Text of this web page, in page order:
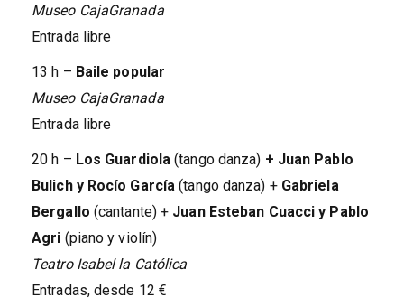
Museo CajaGranada
Entrada libre
13 h – Baile popular
Museo CajaGranada
Entrada libre
20 h – Los Guardiola(tango danza) + Juan Pablo
Bulich y Rocío García(tango danza) + Gabriela
Bergallo (cantante) + Juan Esteban Cuacci y Pablo
Agri (piano y violín)
Teatro Isabel la Católica
Entradas, desde 12 €